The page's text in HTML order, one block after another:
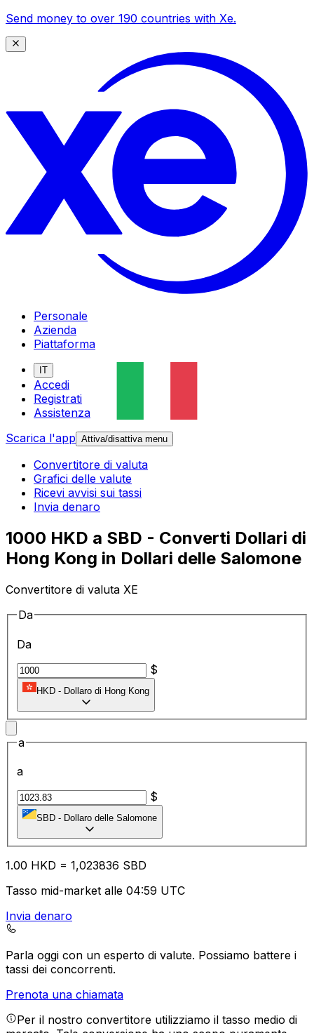
Send money to over 190 countries with Xe.
Personale
Azienda
Piattaforma
IT
Accedi
Registrati
Assistenza
Scarica l'app Attiva/disattiva menu
Convertitore di valuta
Grafici delle valute
Ricevi avvisi sui tassi
Invia denaro
1000 HKD a SBD - Converti Dollari di
Hong Kong in Dollari delle Salomone
Convertitore di valuta XE
Da
Da
$
HKD - Dollaro di Hong Kong
a
a
$
SBD - Dollaro delle Salomone
1.00 HKD = 1,023836 SBD
Tasso mid-market alle 04:59 UTC
Invia denaro
Parla oggi con un esperto di valute. Possiamo battere i
tassi dei concorrenti.
Prenota una chiamata
Per il nostro convertitore utilizziamo il tasso medio di